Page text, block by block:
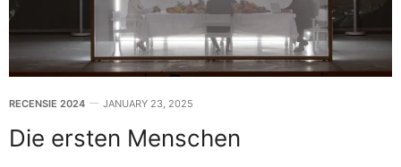
RECENSIE 2024 JANUARY 23, 2025
Die ersten Menschen